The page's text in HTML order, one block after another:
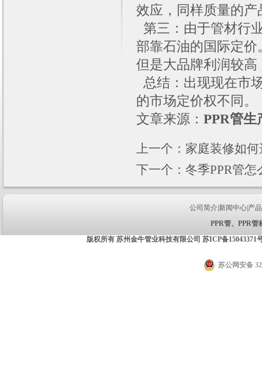
效应，同样质量的
第三：由于管材行
部靠石油的国际定
但是大品牌利润较
总结：出现现在市
的市场定价权不同。
文章来源： PPR管生
上一个： 家庭装修如何
下一个： 冬季PPR管怎
公司简介| 新闻中心| 产
PPR管、 PPR管
版权所有 苏州金牛管业科技有限公司 苏ICP备15043371
苏公网安备